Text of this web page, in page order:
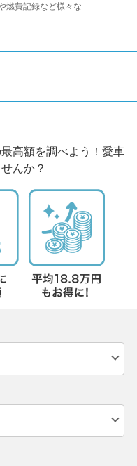
燃費記録など様々な
高額を調べよう！愛車
んか？